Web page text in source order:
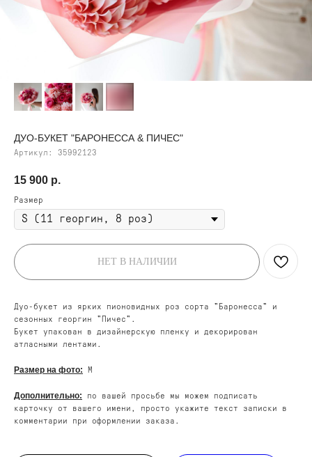
ДУО-БУКЕТ "БАРОНЕССА & ПИЧЕС"
Артикул: 35992123
15 900 р.
Размер
НЕТ В НАЛИЧИИ
Дуо-букет из ярких пионовидных роз сорта "Баронесса" и
сезонных георгин "Пичес".
Букет упакован в дизайнерскую пленку и декорирован
атласными лентами.
Размер на фото: М
Дополнительно: по вашей просьбе мы можем подписать
карточку от вашего имени, просто укажите текст записки в
комментарии при оформлении заказа.
ДОБАВЬТЕ ПОДАРОК